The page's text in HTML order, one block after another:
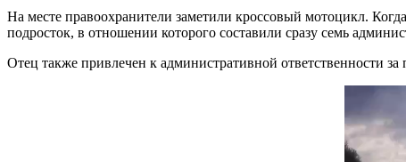
На месте правоохранители заметили кроссовый мотоцикл.
подросток, в отношении которого составили сразу семь
Отец также привлечен к административной ответственности